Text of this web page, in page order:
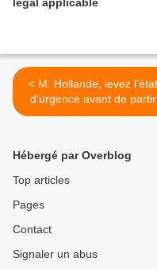
< M. Hollande, levez l’état
d’urgence avant de partir
Hébergé par Overblog
Top articles
Pages
Contact
Signaler un abus